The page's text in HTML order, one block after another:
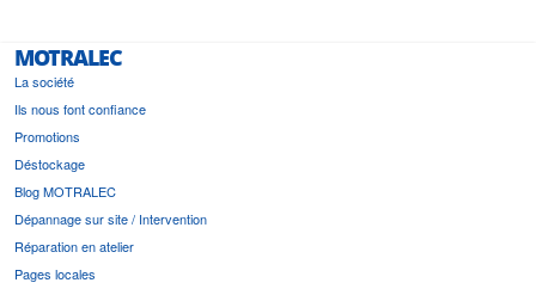
MOTRALEC
La société
Ils nous font confiance
Promotions
Déstockage
Blog MOTRALEC
Dépannage sur site / Intervention
Réparation en atelier
Pages locales